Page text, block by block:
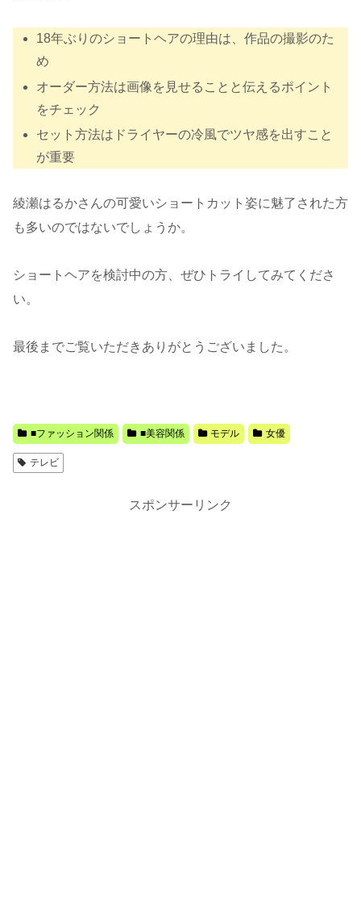
18年ぶりのショートヘアの理由は、作品の撮影のた
め
オーダー方法は画像を見せることと伝えるポイント
をチェック
セット方法はドライヤーの冷風でツヤ感を出すこと
が重要
綾瀬はるかさんの可愛いショートカット姿に魅了された方
も多いのではないでしょうか。
ショートヘアを検討中の方、ぜひトライしてみてくださ
い。
最後までご覧いただきありがとうございました。
■ファッション関係 ■美容関係 モデル 女優
テレビ
スポンサーリンク